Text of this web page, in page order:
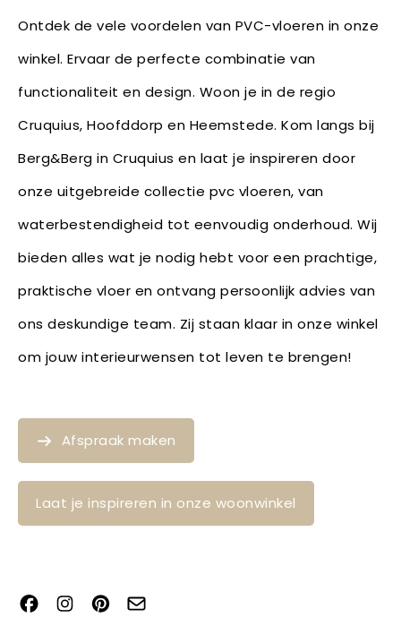
Ontdek de vele voordelen van PVC-vloeren in onze
winkel. Ervaar de perfecte combinatie van
functionaliteit en design. Woon je in de regio
Cruquius, Hoofddorp en Heemstede. Kom langs bij
Berg&Berg in Cruquius en laat je inspireren door
onze uitgebreide collectie pvc vloeren, van
waterbestendigheid tot eenvoudig onderhoud. Wij
bieden alles wat je nodig hebt voor een prachtige,
praktische vloer en ontvang persoonlijk advies van
ons deskundige team. Zij staan klaar in onze winkel
om jouw interieurwensen tot leven te brengen!
Afspraak maken
Laat je inspireren in onze woonwinkel